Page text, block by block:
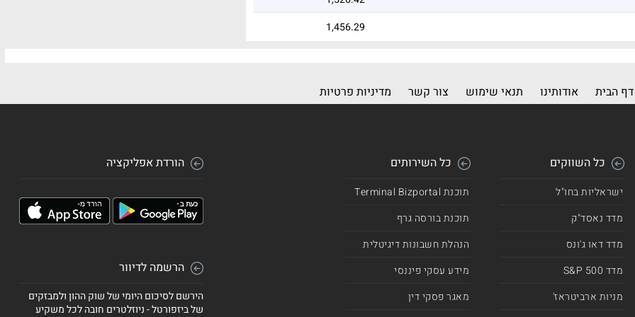
1,456.29
1,064.74
1,013.26
דף הבית אודותינו תנאי שימוש צור קשר מדיניות פרטיות
כל השווקים
ישראליות בחו"ל
מדד נאסד"ק
מדד דאו ג'ונס
מדד 500 S&P
מניות ארביטראז'
כל השירותים
תוכנת Terminal Bizportal
תוכנת בורסה גרף
הנהלת חשבונות דיגיטלית
מידע עסקי פיננסי
מאגר פסקי דין
הורדת אפליקציה
הרשמה לדיוור
הירשם לסיכום היומי של שוק ההון ולמבזקים
של ביזפורטל - ניוזלטרים חובה לכל משקיע